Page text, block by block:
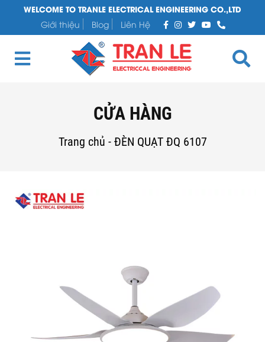
WELCOME TO TRANLE ELECTRICAL ENGINEERING CO.,LTD
Giới thiệu
Blog Liên Hệ
CỬA HÀNG
Trang chủ - ĐÈN QUẠT ĐQ 6107